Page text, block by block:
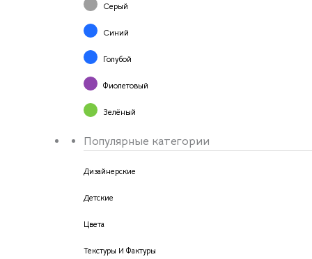
Серый
Синий
Голубой
Фиолетовый
Зелёный
Популярные категории
Дизайнерские
Детские
Цвета
Текстуры И Фактуры